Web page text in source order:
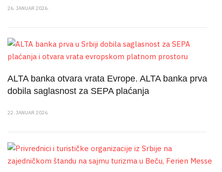
26. JANUAR 2026.
ALTA banka otvara vrata Evrope. ALTA banka prva
dobila saglasnost za SEPA plaćanja
22. JANUAR 2026.